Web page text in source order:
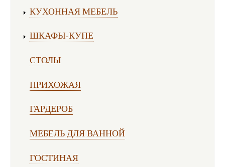
КУХОННАЯ МЕБЕЛЬ
ШКАФЫ-КУПЕ
СТОЛЫ
ПРИХОЖАЯ
ГАРДЕРОБ
МЕБЕЛЬ ДЛЯ ВАННОЙ
ГОСТИНАЯ